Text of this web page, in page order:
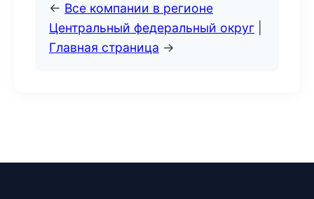
← Все компании в регионе
Центральный федеральный округ
Главная страница →